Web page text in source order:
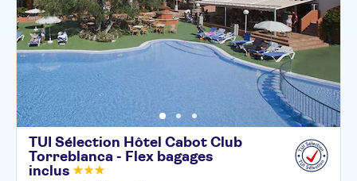
TUI Sélection Hôtel Cabot Club
Torreblanca - Flex bagages
inclus